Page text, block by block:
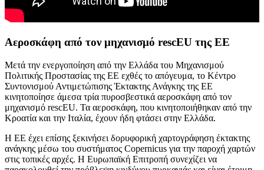
Αεροσκάφη από τον μηχανισμό rescEU της ΕΕ
Μετά την ενεργοποίηση από την Ελλάδα του Μηχανισμού
Πολιτικής Προστασίας της ΕΕ εχθές το απόγευμα, το Κέντρο
Συντονισμού Αντιμετώπισης Έκτακτης Ανάγκης της ΕΕ
κινητοποίησε άμεσα τρία πυροσβεστικά αεροσκάφη από τον
μηχανισμό rescEU. Τα αεροσκάφη, που κινητοποιήθηκαν από την
Κροατία και την Ιταλία, έχουν ήδη φτάσει στην Ελλάδα.
Η ΕΕ έχει επίσης ξεκινήσει δορυφορική χαρτογράφηση έκτακτης
ανάγκης μέσω του συστήματος Copernicus για την παροχή χαρτών
στις τοπικές αρχές. Η Ευρωπαϊκή Επιτροπή συνεχίζει να